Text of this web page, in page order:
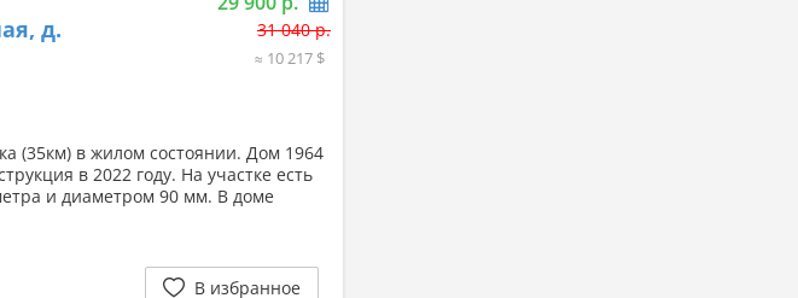
д.
31 040 р.
≈ 10 217 $
(35км) в жилом состоянии. Дом 1964
в 2022 году. На участке есть
и диаметром 90 мм. В доме
В избранное